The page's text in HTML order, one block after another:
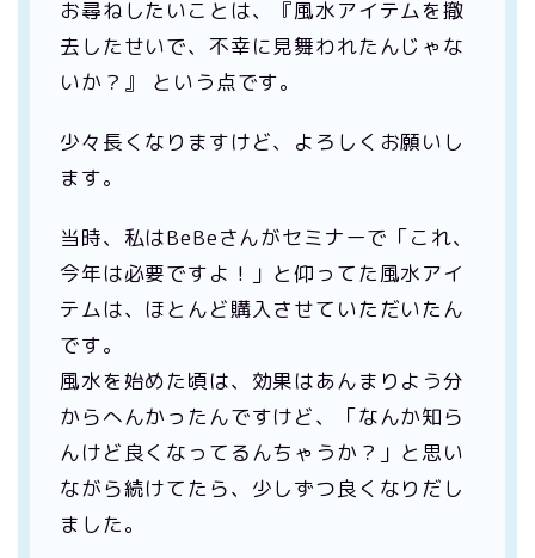
お尋ねしたいことは、『風水アイテムを撤
去したせいで、不幸に見舞われたんじゃな
いか？』 という点です。
少々長くなりますけど、よろしくお願いし
ます。
当時、私はBeBeさんがセミナーで「これ、
今年は必要ですよ！」と仰ってた風水アイ
テムは、ほとんど購入させていただいたん
です。
風水を始めた頃は、効果はあんまりよう分
からへんかったんですけど、「なんか知ら
んけど良くなってるんちゃうか？」と思い
ながら続けてたら、少しずつ良くなりだし
ました。